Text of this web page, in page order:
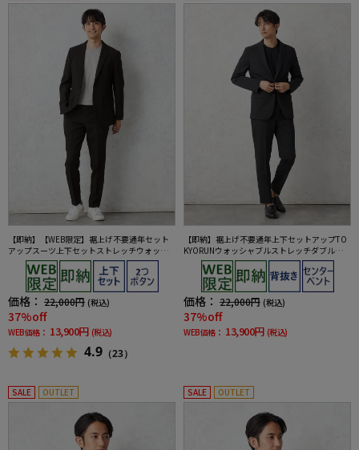
【即納】【WEB限定】裾上げ不要通年セット
アップスーツ上下セットストレッチウォッシ
ャブル【TOKYORUN】
価格： 22,000円 (税込)
37%off
WEB価格： 13,900円 (税込)
4.9 （23）
【即納】裾上げ不要通年上下セットアップTO
KYORUNウォッシャブルストレッチダブルフェ
イス生地背抜き2ボタンジャケットウエストシ
ャーリングノータックパンツ
価格： 22,000円 (税込)
37%off
WEB価格： 13,900円 (税込)
SALE OUTLET SALE OUTLET